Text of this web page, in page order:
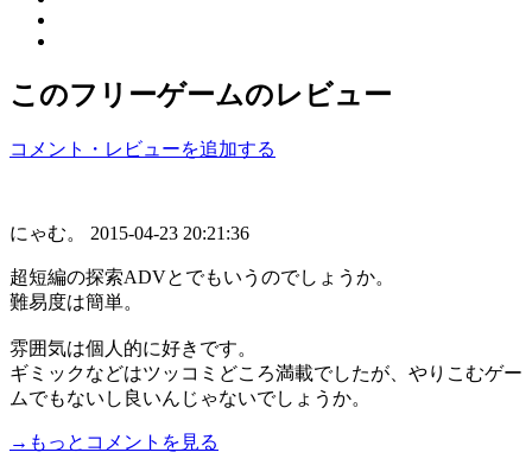
このフリーゲームのレビュー
コメント・レビューを追加する
にゃむ。 2015-04-23 20:21:36
超短編の探索ADVとでもいうのでしょうか。
難易度は簡単。
雰囲気は個人的に好きです。
ギミックなどはツッコミどころ満載でしたが、やりこむゲー
ムでもないし良いんじゃないでしょうか。
→もっとコメントを見る